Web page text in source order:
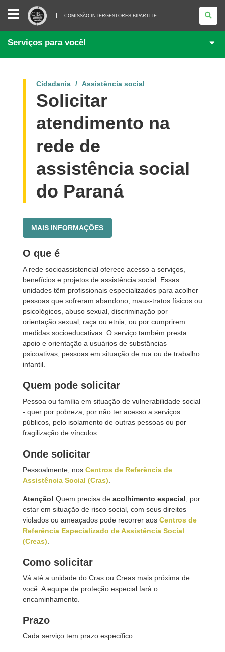
COMISSÃO
INTERGESTORES
BIPARTITE
COMISSÃO INTERGESTORES BIPARTITE
Serviços para você!
Cidadania Assistência social
Solicitar
atendimento na
rede de
assistência social
do Paraná
MAIS INFORMAÇÕES
O que é
A rede socioassistencial oferece acesso a serviços,
benefícios e projetos de assistência social. Essas
unidades têm profissionais especializados para acolher
pessoas que sofreram abandono, maus-tratos físicos ou
psicológicos, abuso sexual, discriminação por
orientação sexual, raça ou etnia, ou por cumprirem
medidas socioeducativas. O serviço também presta
apoio e orientação a usuários de substâncias
psicoativas, pessoas em situação de rua ou de trabalho
infantil.
Quem pode solicitar
Pessoa ou família em situação de vulnerabilidade social
- quer por pobreza, por não ter acesso a serviços
públicos, pelo isolamento de outras pessoas ou por
fragilização de vínculos.
Onde solicitar
Pessoalmente, nos Centros de Referência de
Assistência Social (Cras)
Atenção! Quem precisa de acolhimento especial , por
estar em situação de risco social, com seus direitos
violados ou ameaçados pode recorrer aos Centros de
Referência Especializado de Assistência Social
(Creas)
Como solicitar
Vá até a unidade do Cras ou Creas mais próxima de
você. A equipe de proteção especial fará o
encaminhamento.
Prazo
Cada serviço tem prazo específico.